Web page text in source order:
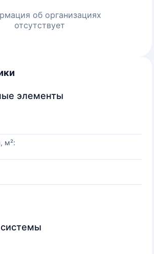
об организациях
отсутствует
элементы
м²: